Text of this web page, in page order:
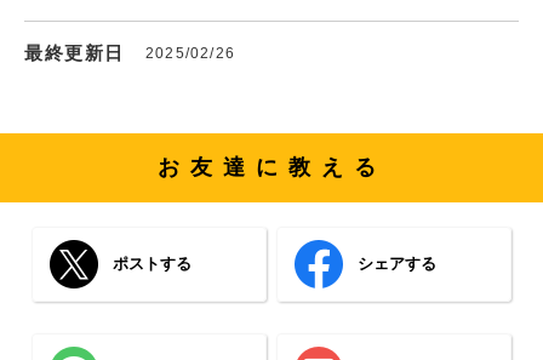
最終更新日 2025/02/26
お友達に教える
ポストする シェアする